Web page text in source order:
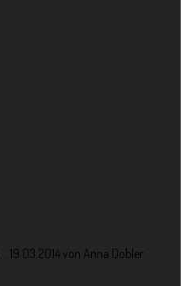
19.03.2014 von Anna Dobler